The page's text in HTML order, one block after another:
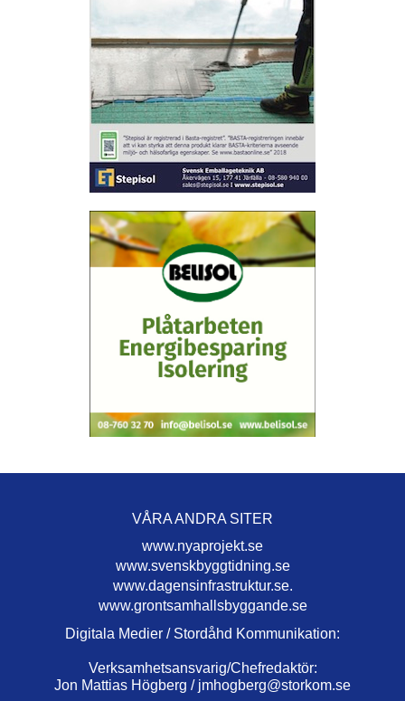
VÅRA ANDRA SITER
www.nyaprojekt.se
www.svenskbyggtidning.se
www.dagensinfrastruktur.se.
www.grontsamhallsbyggande.se
Digitala Medier / Stordåhd Kommunikation:
Verksamhetsansvarig/Chefredaktör:
Jon Mattias Högberg / jmhogberg@storkom.se